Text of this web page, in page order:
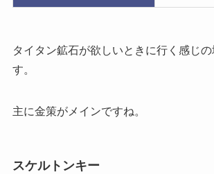
タイタン鉱石が欲しいときに行く感じの
す。
主に金策がメインですね。
スケルトンキー